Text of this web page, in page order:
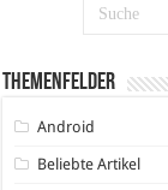
Themenfelder
Android
Beliebte Artikel